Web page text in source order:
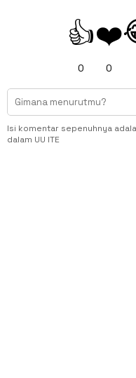
👍
0
❤️
0
Isi komentar sepenuhnya
dalam UU ITE